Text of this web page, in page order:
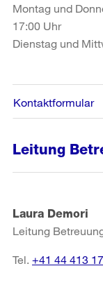
Montag und
17:00 Uhr
Dienstag und
Kontaktformular
Leitung
Laura Demori
Leitung
Tel. +41 44 413